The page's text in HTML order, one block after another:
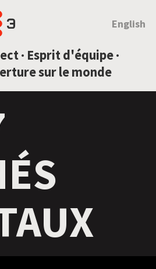
· Esprit d'équipe ·
sur le monde
English